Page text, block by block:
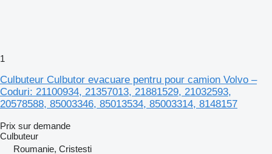
1
Culbuteur Culbutor evacuare pentru pour camion Volvo –
Coduri: 21100934, 21357013, 21881529, 21032593,
20578588, 85003346, 85013534, 85003314, 8148157
Prix sur demande
Culbuteur
Roumanie, Cristesti